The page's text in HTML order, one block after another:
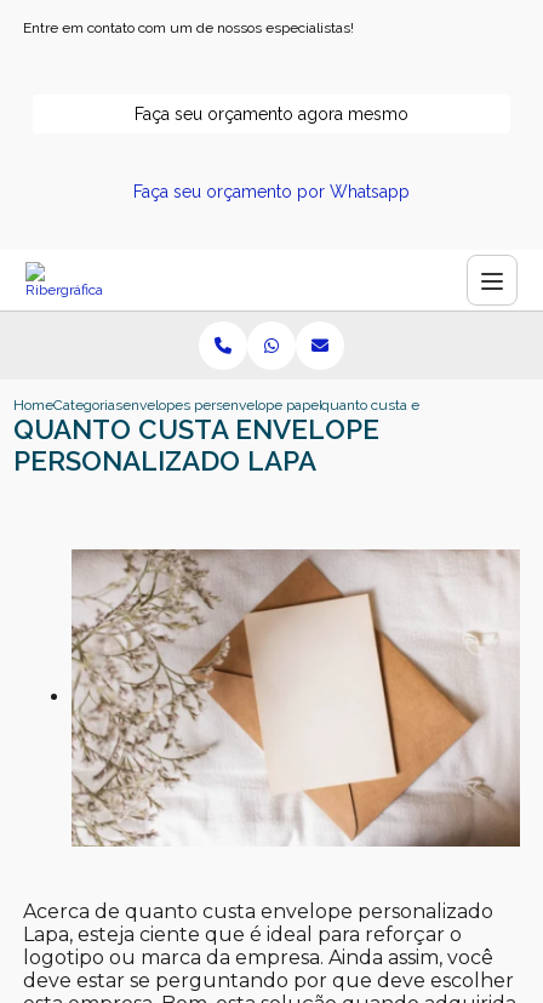
Entre em contato com um de nossos especialistas!
Faça seu orçamento agora mesmo
Faça seu orçamento por Whatsapp
HomeCategoriasenvelopes personalizadosenvelope papel kraft personalizado
quanto custa envelope
QUANTO CUSTA ENVELOPE
PERSONALIZADO LAPA
Acerca de quanto custa envelope personalizado
Lapa, esteja ciente que é ideal para reforçar o
logotipo ou marca da empresa. Ainda assim, você
deve estar se perguntando por que deve escolher